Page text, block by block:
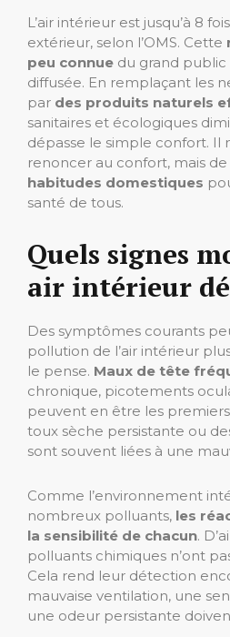
L’air intérieur est jusqu’à 8
extérieur, selon l’OMS. Cette
peu connue du grand public
diffusée. En remplaçant les
par des produits naturels
sanitaires et écologiques
dépasse le simple confort. Il
renoncer au confort, mais de
habitudes domestiques
santé de tous.
Quels signes
air intérieur
Des symptômes courants
pollution de l’air intérieur
le pense. Maux de tête
chronique, picotements
peuvent en être les
toux sèche persistante ou
sont souvent liées à une
Comme l’environnement
nombreux polluants, les
la sensibilité de chacun.
polluants chimiques n’ont
Cela rend leur détection
mauvaise ventilation, une
une odeur persistante